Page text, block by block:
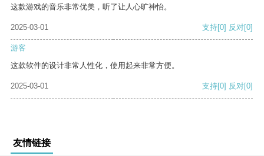
这款游戏的音乐非常优美，听了让人心旷神怡。
2025-03-01 支持[0] 反对[0]
游客
这款软件的设计非常人性化，使用起来非常方便。
2025-03-01 支持[0] 反对[0]
友情链接